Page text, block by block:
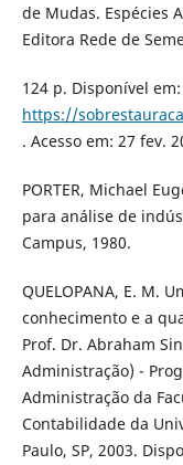
de Mudas. Espécies
Editora Rede de
124 p. Disponível em:
https://
. Acesso em: 27 fev.
PORTER, Michael
para análise de
Campus, 1980.
QUELOPANA, E. M.
conhecimento e a
Prof. Dr. Abraham
Administração) -
Administração da
Contabilidade da
Paulo, SP, 2003.